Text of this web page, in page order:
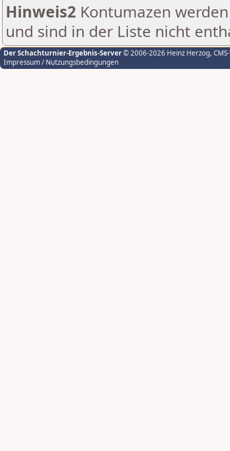
Hinweis2 Kontumazen
und sind in der Liste nicht
Der Schachturnier-Ergebnis-Server© 2006-2026 Heinz Herzog,
Impressum / Nutzungsbedingungen